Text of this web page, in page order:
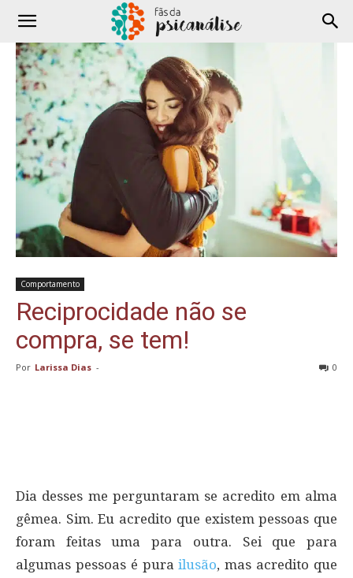
Comportamento
Reciprocidade não se
compra, se tem!
Por Larissa Dias - 0
Dia desses me perguntaram se acredito em alma
gêmea. Sim. Eu acredito que existem pessoas que
foram feitas uma para outra. Sei que para
algumas pessoas é purailusão, mas acredito que